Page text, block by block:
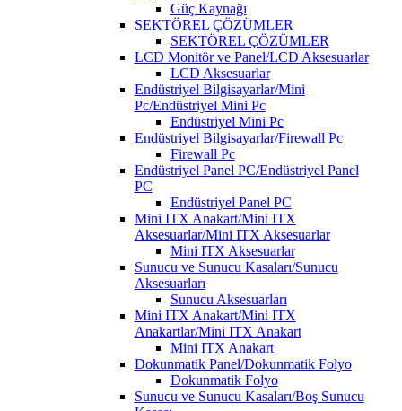
Güç Kaynağı
SEKTÖREL ÇÖZÜMLER
SEKTÖREL ÇÖZÜMLER
LCD Monitör ve Panel/LCD Aksesuarlar
LCD Aksesuarlar
Endüstriyel Bilgisayarlar/Mini
Pc/Endüstriyel Mini Pc
Endüstriyel Mini Pc
Endüstriyel Bilgisayarlar/Firewall Pc
Firewall Pc
Endüstriyel Panel PC/Endüstriyel Panel
PC
Endüstriyel Panel PC
Mini ITX Anakart/Mini ITX
Aksesuarlar/Mini ITX Aksesuarlar
Mini ITX Aksesuarlar
Sunucu ve Sunucu Kasaları/Sunucu
Aksesuarları
Sunucu Aksesuarları
Mini ITX Anakart/Mini ITX
Anakartlar/Mini ITX Anakart
Mini ITX Anakart
Dokunmatik Panel/Dokunmatik Folyo
Dokunmatik Folyo
Sunucu ve Sunucu Kasaları/Boş Sunucu